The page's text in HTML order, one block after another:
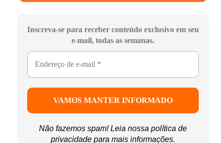
Inscreva-se para receber conteúdo exclusivo em seu
e-mail, todas as semanas.
Não fazemos spam! Leia nossa política de
privacidade para mais informações.